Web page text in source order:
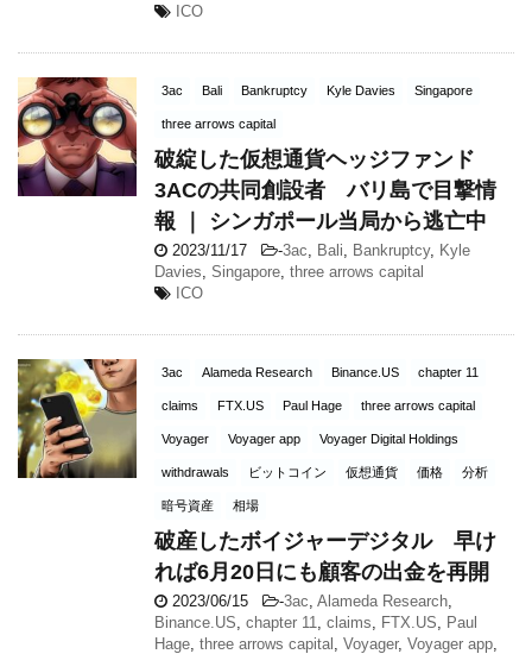
ICO
3ac Bali Bankruptcy Kyle Davies Singapore
three arrows capital
破綻した仮想通貨ヘッジファンド
3ACの共同創設者 バリ島で目撃情
報 ｜ シンガポール当局から逃亡中
2023/11/17 -3ac Bali Bankruptcy, Kyle
Davies Singapore three arrows capital
ICO
3ac Alameda Research Binance.US chapter 11
claims FTX.US Paul Hage three arrows capital
Voyager Voyager app Voyager Digital Holdings
withdrawals ビットコイン 仮想通貨 価格 分析
暗号資産 相場
破産したボイジャーデジタル 早け
れば6月20日にも顧客の出金を再開
2023/06/15 -3ac Alameda Research
Binance.US chapter 11 claims FTX.US
Paul
Hage three arrows capital Voyager, Voyager app